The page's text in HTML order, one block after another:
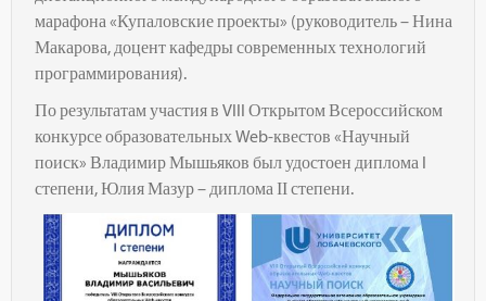
марафона «Купаловские проекты» (руководитель – Нина
Макарова, доцент кафедры современных технологий
программирования).
По результатам участия в VIII Открытом Всероссийском
конкурсе образовательных Web-квестов «Научный
поиск» Владимир Мышьяков был удостоен диплома I
степени, Юлия Мазур – диплома ІІ степени.